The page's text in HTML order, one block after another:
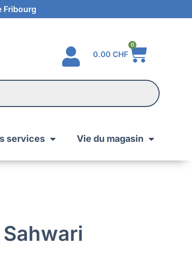
Fribourg
0.00 CHF
0
services Vie du magasin